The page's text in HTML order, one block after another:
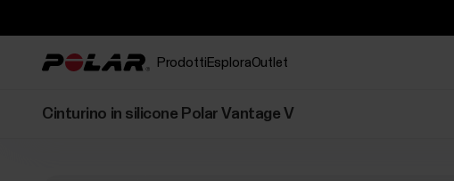
Prodotti EsploraOutlet
Cinturino in silicone Polar Vantage V